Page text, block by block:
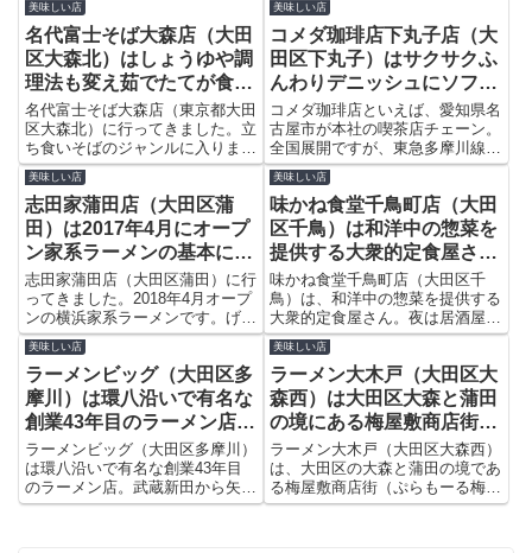
美味しい店
名代富士そば大森店（大田
区大森北）はしょうゆや調
理法も変え茹でたてが食べ
られる安くて美味しい立ち
食いそばの店
名代富士そば大森店（東京都大田
区大森北）に行ってきました。立
ち食いそばのジャンルに入ります
が、丹道夫会長によると、2014
年には味の基本となるしょうゆを
変え、最近は調理法も変えたそう
です。茹でたてが食べられるレビ
ューサイトでも好評の店です。
美味しい店
コメダ珈琲店下丸子店（大
田区下丸子）はサクサクふ
んわりデニッシュにソフト
クリームのせたチョコノワ
ールが人気商品
コメダ珈琲店といえば、愛知県名
古屋市が本社の喫茶店チェーン。
全国展開ですが、東急多摩川線下
丸子駅を下車した多摩堤通り沿い
にもあります。サクサクふんわり
焼いたデニッシュパンの上にたっ
ぷりのソフトクリームをのせたチ
ョコノワールは人気商品です。
美味しい店
志田家蒲田店（大田区蒲
田）は2017年4月にオープ
ン家系ラーメンの基本に独
自メニューや数種類のトッ
ピングも用意
志田家蒲田店（大田区蒲田）に行
ってきました。2018年4月オープ
ンの横浜家系ラーメンです。げん
こつと鶏ガラのこってりコクのあ
るスープ、チャーシュー、のり、
ほうれん草という家系ラーメンの
基本に独自メニューや数種類のト
ッピングも用意されています。
美味しい店
味かね食堂千鳥町店（大田
区千鳥）は和洋中の惣菜を
提供する大衆的定食屋さ
ん。夜は居酒屋としても地
元ではお馴染みです
味かね食堂千鳥町店（大田区千
鳥）は、和洋中の惣菜を提供する
大衆的定食屋さん。夜は居酒屋と
しても地元ではお馴染みです。多
国籍メニューといわれるほどバリ
エーションが豊富。ランチで定
食、鍋料理などを求め、リピータ
ーの地元民も多く訪れます。
美味しい店
ラーメンビッグ（大田区多
摩川）は環八沿いで有名な
創業43年目のラーメン店。
武蔵新田から矢口渡に移転
して2年目になります
ラーメンビッグ（大田区多摩川）
は環八沿いで有名な創業43年目
のラーメン店。武蔵新田から矢口
渡に移転して2年目になります。
美味しい店
ラーメン大木戸（大田区大
森西）は大田区大森と蒲田
の境にある梅屋敷商店街
（ぷらもーる梅屋敷）のカ
ジュアル創作料理
ラーメン大木戸（大田区大森西）
は、大田区の大森と蒲田の境であ
る梅屋敷商店街（ぷらもーる梅屋
敷）2番街にあります。カジュア